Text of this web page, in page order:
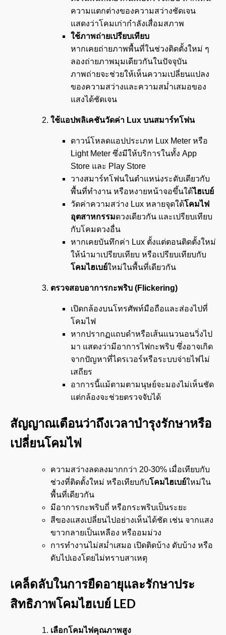
ความแตกต่างของความสว่างชัดเจน
แสดงว่าโคมเก่ากำลังเสื่อมสภาพ
ใช้ภาพถ่ายเปรียบเทียบ
หากเคยถ่ายภาพพื้นที่ในช่วงติดตั้งใหม่ ๆ
ลองถ่ายภาพมุมเดียวกันในปัจจุบัน
ภาพถ่ายจะช่วยให้เห็นความเปลี่ยนแปลง
ของความสว่างและความสม่ำเสมอของ
แสงได้ชัดเจน
ใช้แอปพลิเคชันวัดค่า Lux บนสมาร์ทโฟน
ดาวน์โหลดแอปประเภท Lux Meter หรือ
Light Meter ซึ่งมีให้บริการในทั้ง App
Store และ Play Store
วางสมาร์ทโฟนในตำแหน่งระดับเดียวกับ
พื้นที่ทำงาน หรือหงายหน้าจอขึ้นใต้ไฮเบย์
วัดค่าความสว่าง Lux หลายจุดใต้โคมไฟ
อุตสาหกรรมดวงเดียวกัน และเปรียบเทียบ
กับโคมดวงอื่น
หากเคยบันทึกค่า Lux ตั้งแต่ตอนติดตั้งใหม่
ให้นำมาเปรียบเทียบ หรือเปรียบเทียบกับ
โคมไฮเบย์ใหม่ในพื้นที่เดียวกัน
ตรวจสอบอาการกะพริบ (Flickering)
เปิดกล้องบนโทรศัพท์มือถือและส่องไปที่
โคมไฟ
หากปรากฏแถบดำหรือเส้นแนวนอนวิ่งไป
มา แสดงว่ามีอาการไฟกะพริบ ซึ่งอาจเกิด
จากปัญหาที่ไดรเวอร์หรือระบบจ่ายไฟไม่
เสถียร
อาการนี้แม้ตามตามนุษย์จะมองไม่เห็นชัด
แต่กล้องจะช่วยตรวจจับได้
สัญญาณเตือนว่าถึงเวลาบำรุงรักษาหรือ
เปลี่ยนโคมไฟ
ความสว่างลดลงมากกว่า 20-30% เมื่อเทียบกับ
ช่วงที่ติดตั้งใหม่ หรือเทียบกับโคมไฮเบย์ใหม่ใน
พื้นที่เดียวกัน
มีอาการกะพริบถี่ หรือกระพริบเป็นระยะ
สีของแสงเปลี่ยนไปอย่างเห็นได้ชัด เช่น จากแสง
ขาวกลายเป็นเหลือง หรืออมม่วง
การทำงานไม่สม่ำเสมอ เปิดติดบ้าง ดับบ้าง หรือ
ดับไปเองโดยไม่ทราบสาเหตุ
เคล็ดลับในการยืดอายุและรักษาประ
สิทธิภาพโคมไฮเบย์ LED
เลือกโคมไฟคุณภาพสูง